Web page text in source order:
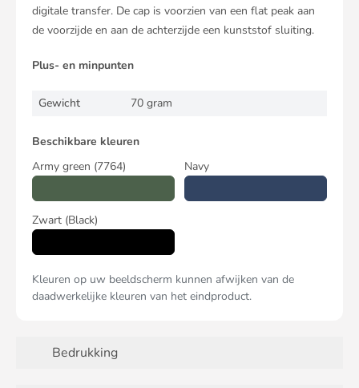
digitale transfer. De cap is voorzien van een flat peak aan
de voorzijde en aan de achterzijde een kunststof sluiting.
Plus- en minpunten
Gewicht 70 gram
Beschikbare kleuren
Army green (7764) Navy
Zwart (Black)
Kleuren op uw beeldscherm kunnen afwijken van de
daadwerkelijke kleuren van het eindproduct.
Bedrukking